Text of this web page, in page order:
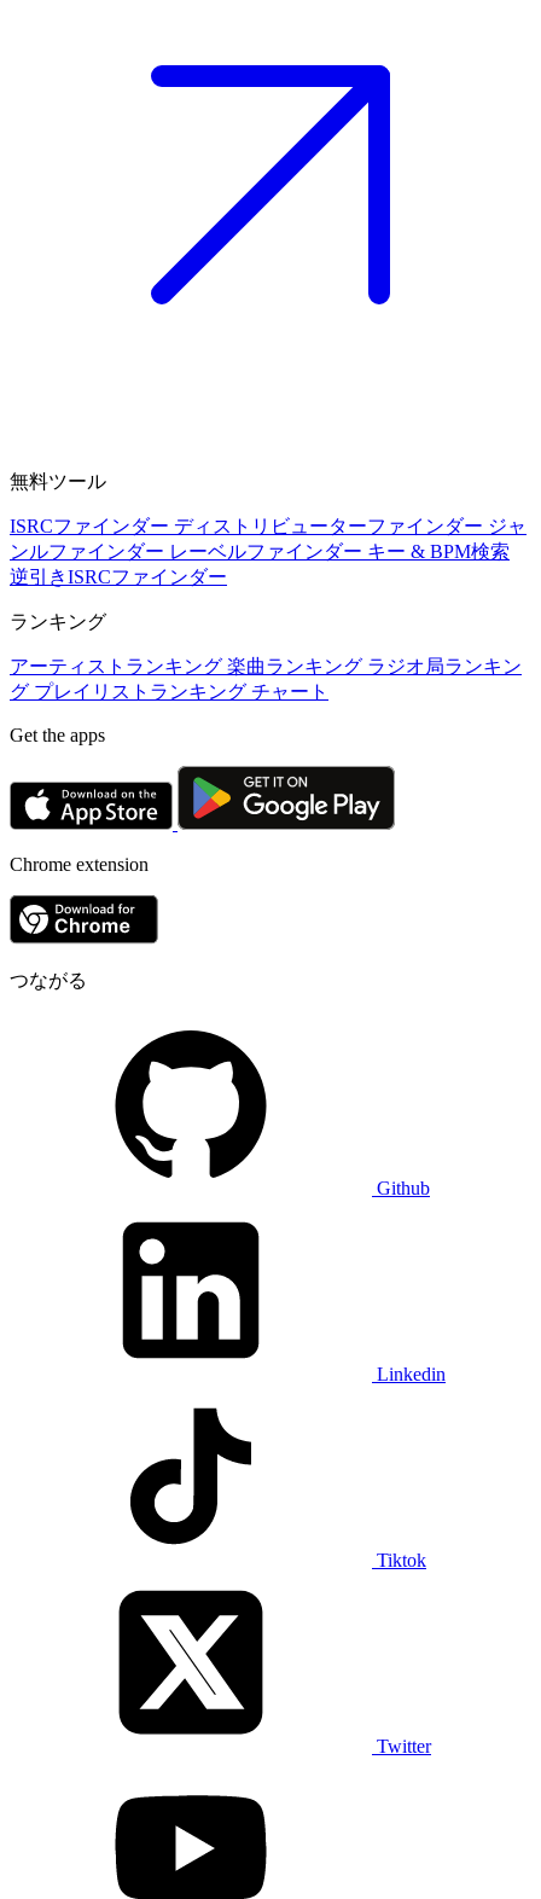
無料ツール
ISRCファインダー ディストリビューターファインダー ジャ
ンルファインダー レーベルファインダー キー & BPM検索
逆引きISRCファインダー
ランキング
アーティストランキング 楽曲ランキング ラジオ局ランキン
グ プレイリストランキング チャート
Get the apps
Chrome extension
つながる
Github
Linkedin
Tiktok
Twitter